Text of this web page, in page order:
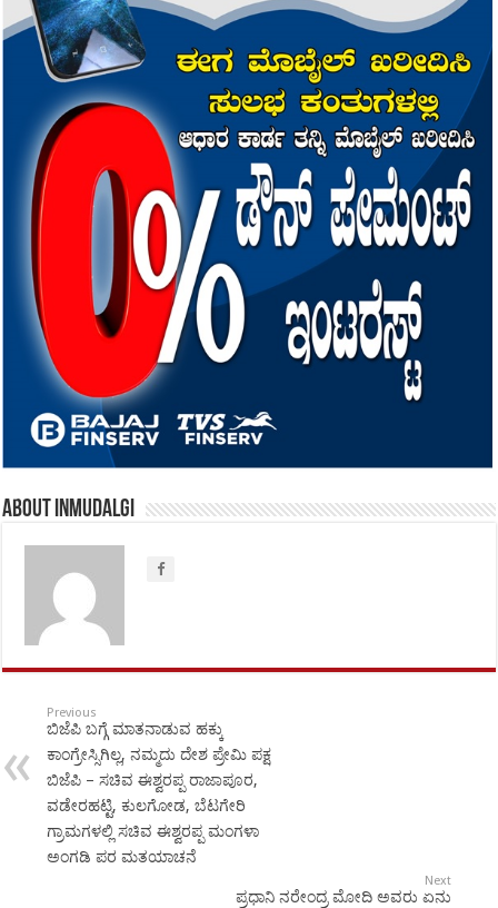
About inmudalgi
Previous
ಬಿಜೆಪಿ ಬಗ್ಗೆ ಮಾತನಾಡುವ ಹಕ್ಕು
ಕಾಂಗ್ರೇಸ್ಸಿಗಿಲ್ಲ, ನಮ್ಮದು ದೇಶ ಪ್ರೇಮಿ ಪಕ್ಷ
ಬಿಜೆಪಿ – ಸಚಿವ ಈಶ್ವರಪ್ಪ ರಾಜಾಪೂರ,
ವಡೇರಹಟ್ಟಿ, ಕುಲಗೋಡ, ಬೆಟಗೇರಿ
ಗ್ರಾಮಗಳಲ್ಲಿ ಸಚಿವ ಈಶ್ವರಪ್ಪ ಮಂಗಳಾ
ಅಂಗಡಿ ಪರ ಮತಯಾಚನೆ
Next
ಪ್ರಧಾನಿ ನರೇಂದ್ರ ಮೋದಿ ಅವರು ಏನು